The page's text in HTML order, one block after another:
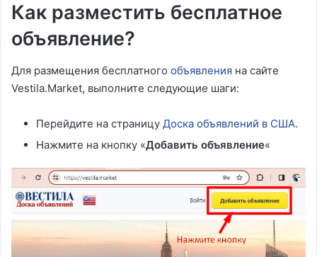
Как разместить бесплатное
объявление?
Для размещения бесплатного объявления на сайте
Vestila.Market, выполните следующие шаги:
Перейдите на страницу Доска объявлений в США.
Нажмите на кнопку «Добавить объявление«